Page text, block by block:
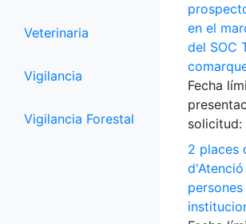
Veterinaria
Vigilancia
Vigilancia Forestal
en el
del SOC
Fecha
solicitud:
2 places